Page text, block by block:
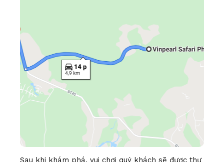
Sau khi khám phá, vui chơi quý khách sẽ được thư